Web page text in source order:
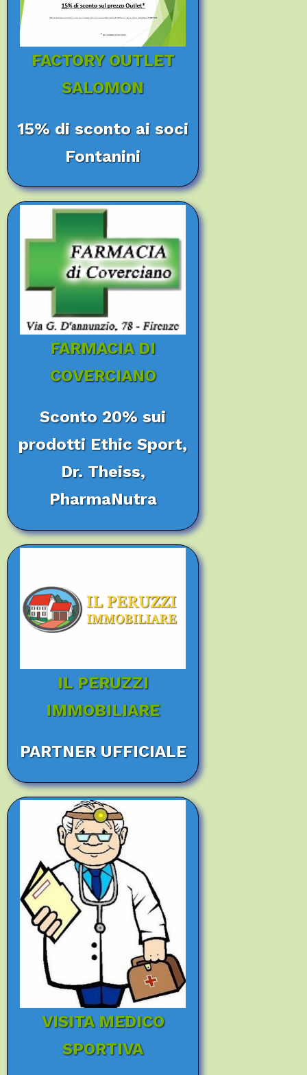
FACTORY OUTLET
SALOMON
15% di sconto ai soci
Fontanini
FARMACIA DI
COVERCIANO
Sconto 20% sui
prodotti Ethic Sport,
Dr. Theiss,
PharmaNutra
IL PERUZZI
IMMOBILIARE
PARTNER UFFICIALE
VISITA MEDICO
SPORTIVA